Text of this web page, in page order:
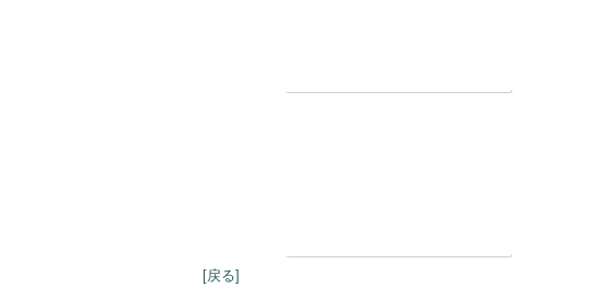
[戻る]